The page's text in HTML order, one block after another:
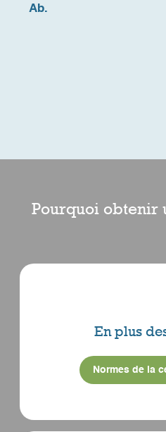
Ab.
Pourquoi obtenir
En plus
Normes de la